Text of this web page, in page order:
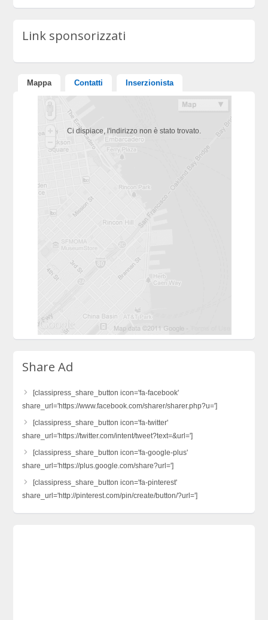
Link sponsorizzati
Mappa Contatti Inserzionista
Ci dispiace, l'indirizzo non è stato trovato.
Share Ad
[classipress_share_button icon='fa-facebook'
share_url='https://www.facebook.com/sharer/sharer.php?u=']
[classipress_share_button icon='fa-twitter'
share_url='https://twitter.com/intent/tweet?text=&url=']
[classipress_share_button icon='fa-google-plus'
share_url='https://plus.google.com/share?url=']
[classipress_share_button icon='fa-pinterest'
share_url='http://pinterest.com/pin/create/button/?url=']